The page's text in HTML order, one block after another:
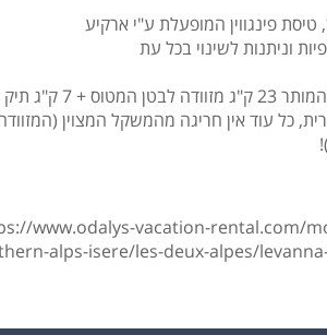
טיסת פינגווין המופעלת ע"י ארקיע
וניתנות לשינוי בכל עת
עלייה למטוס.
כל עוד אין חריגה מהמשקל המצוין (המזוודה
www.odalys-vacation-rental.com/
alps-isere/les-deux-alpes/